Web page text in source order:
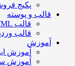
پکیج
قالب و پوسته
قالب HTML
قالب
آموزش
آموزش
آموزش